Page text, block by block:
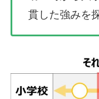
貫した強みを